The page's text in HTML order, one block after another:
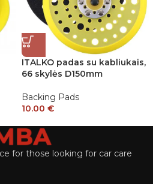
ITALKO padas su kabliukais,
66 skylės D150mm
Backing Pads
10.00 €
for those looking for car care